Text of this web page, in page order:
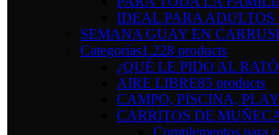
IDEAL PARA
SEMANA GUAY EN
Categorías1.228 products
¿QUÉ LE PIDO AL
AIRE LIBRE85 products
CAMPO, PISCINA,
CARRITOS DE
Complementos para